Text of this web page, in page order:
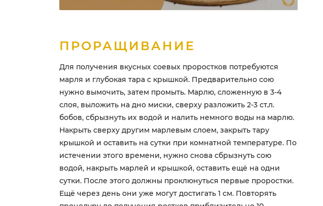
ПРОРАЩИВАНИЕ
Для получения вкусных соевых проростков потребуются
марля и глубокая тара с крышкой. Предварительно сою
нужно вымочить, затем промыть. Марлю, сложенную в 3-4
слоя, выложить на дно миски, сверху разложить 2-3 ст.л.
бобов, сбрызнуть их водой и налить немного воды на марлю.
Накрыть сверху другим марлевым слоем, закрыть тару
крышкой и оставить на сутки при комнатной температуре. По
истечении этого времени, нужно снова сбрызнуть сою
водой, накрыть марлей и крышкой, оставить ещё на одни
сутки. После этого должны проклюнуться первые проростки.
Ещё через день они уже могут достигать 1 см. Повторять